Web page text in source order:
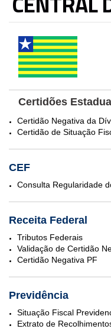
Certidões
Certidão Negativa da
Certidão de Situação
CEF
Consulta Regularidade
Receita Federal
Tributos Federais
Validação de Certidão
Certidão Negativa PF
Previdência
Situação Fiscal
Extrato de